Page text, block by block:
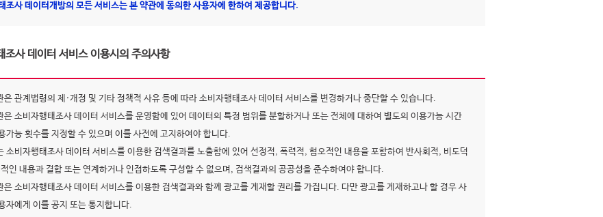
조사 데이터개방의 모든 서비스는 본 약관에 동의한 사용자에 한하여 제공합니다.
조사 데이터 서비스 이용시의 주의사항
은 관계법령의 제·개정 및 기타 정책적 사유 등에 따라 소비자행태조사 데이터 서비스를 변경하거나 중단할 수 있습니다.
은 소비자행태조사 데이터 서비스를 운영함에 있어 데이터의 특정 범위를 분할하거나 또는 전체에 대하여 별도의 이용가능 시간
가능 횟수를 지정할 수 있으며 이를 사전에 고지하여야 합니다.
소비자행태조사 데이터 서비스를 이용한 검색결과를 노출함에 있어 선정적, 폭력적, 혐오적인 내용을 포함하여 반사회적, 비도덕
인 내용과 결합 또는 연계하거나 인접하도록 구성할 수 없으며, 검색결과의 공공성을 준수하여야 합니다.
은 소비자행태조사 데이터 서비스를 이용한 검색결과와 함께 광고를 게재할 권리를 가집니다. 다만 광고를 게재하고나 할 경우 사
자에게 이를 공지 또는 통지합니다.